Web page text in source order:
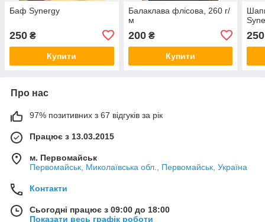
Баф Synergy
250 ₴
Купити
Балаклава флісова, 260 г/
м
200₴
Купити
250
Про нас
97% позитивних з 67 відгуків за рік
Працює з 13.03.2015
м. Первомайськ
Первомайськ, Миколаївська обл., Первомайськ, Україна
Контакти
Сьогодні працює з 09:00 до 18:00
Показати весь графік роботи